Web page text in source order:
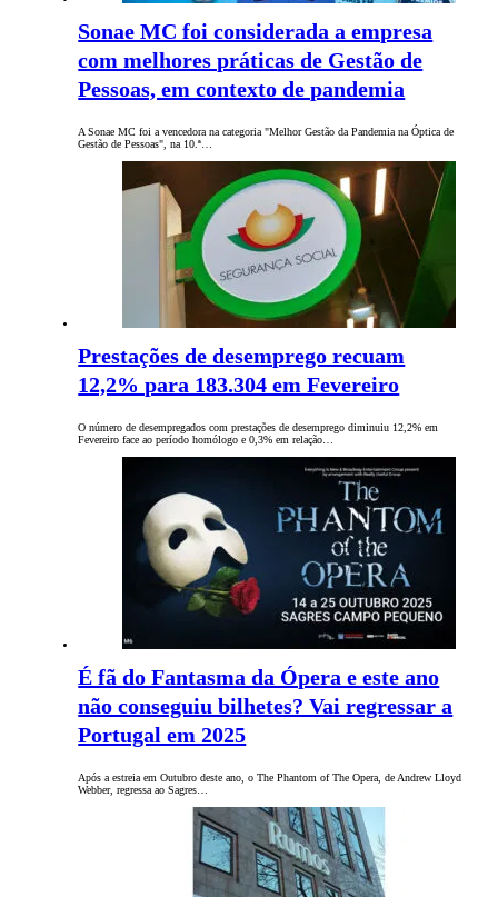
Sonae MC foi considerada a empresa
com melhores práticas de Gestão de
Pessoas, em contexto de pandemia
A Sonae MC foi a vencedora na categoria "Melhor Gestão da Pandemia na Óptica de
Gestão de Pessoas", na 10.ª…
Prestações de desemprego recuam
12,2% para 183.304 em Fevereiro
O número de desempregados com prestações de desemprego diminuiu 12,2% em
Fevereiro face ao período homólogo e 0,3% em relação…
É fã do Fantasma da Ópera e este ano
não conseguiu bilhetes? Vai regressar a
Portugal em 2025
Após a estreia em Outubro deste ano, o The Phantom of The Opera, de Andrew Lloyd
Webber, regressa ao Sagres…